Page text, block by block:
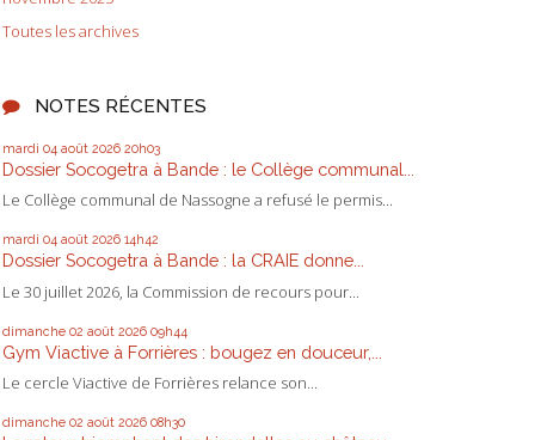
Toutes les archives
NOTES RÉCENTES
mardi 04 août 2026 20h03
Dossier Socogetra à Bande : le Collège communal...
Le Collège communal de Nassogne a refusé le permis...
mardi 04 août 2026 14h42
Dossier Socogetra à Bande : la CRAIE donne...
Le 30 juillet 2026, la Commission de recours pour...
dimanche 02 août 2026 09h44
Gym Viactive à Forrières : bougez en douceur,...
Le cercle Viactive de Forrières relance son...
dimanche 02 août 2026 08h30